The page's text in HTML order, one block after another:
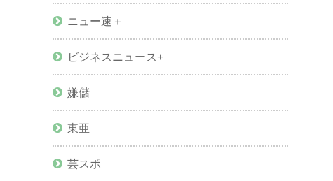
ニュー速＋
ビジネスニュース+
嫌儲
東亜
芸スポ